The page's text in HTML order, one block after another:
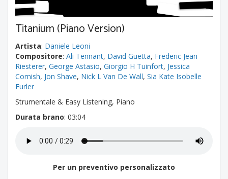
Titanium (Piano Version)
Artista: Daniele Leoni
Compositore: Ali Tennant, David Guetta, Frederic Jean
Riesterer, George Astasio, Giorgio H Tuinfort, Jessica
Cornish, Jon Shave, Nick L Van De Wall, Sia Kate Isobelle
Furler
Strumentale & Easy Listening, Piano
Durata brano: 03:04
Per un preventivo personalizzato